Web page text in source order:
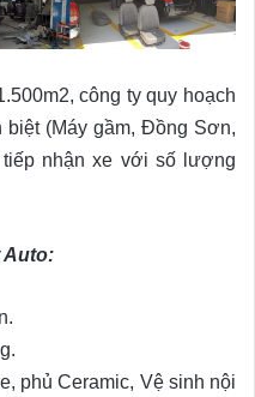
công ty quy hoạch
(Máy gầm, Đồng Sơn,
nhận xe với số lượng
Auto:
phủ Ceramic, Vệ sinh nội